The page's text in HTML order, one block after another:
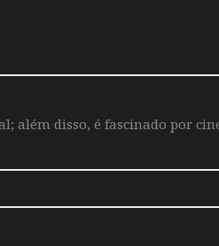
além disso, é fascinado por